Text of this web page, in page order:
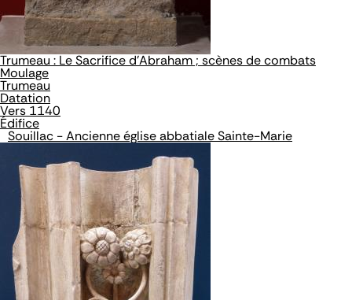
Trumeau : Le Sacrifice d'Abraham ; scènes de combats
Moulage
Trumeau
Datation
Vers 1140
Édifice
Souillac - Ancienne église abbatiale Sainte-Marie